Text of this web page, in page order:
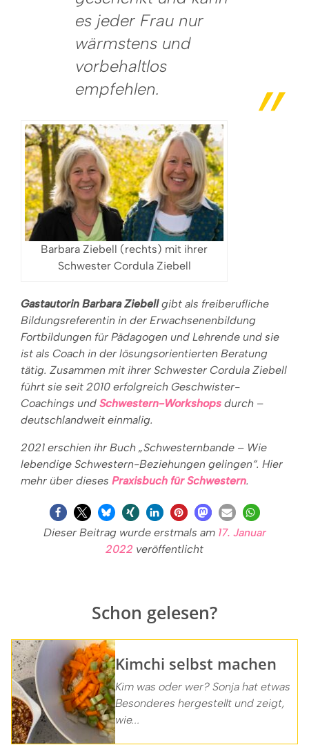
es jeder Frau nur
wärmstens und
vorbehaltlos
empfehlen.
Barbara Ziebell (rechts) mit ihrer
Schwester Cordula Ziebell
Gastautorin Barbara Ziebellgibt als freiberufliche
Bildungsreferentin in der Erwachsenenbildung
Fortbildungen für Pädagogen und Lehrende und sie
ist als Coach in der lösungsorientierten Beratung
tätig. Zusammen mit ihrer Schwester Cordula Ziebell
führt sie seit 2010 erfolgreich Geschwister-
Coachings und Schwestern-Workshops durch –
deutschlandweit einmalig.
2021 erschien ihr Buch „Schwesternbande – Wie
lebendige Schwestern-Beziehungen gelingen“. Hier
mehr über dieses Praxisbuch für Schwestern.
Dieser Beitrag wurde erstmals am 17. Januar
2022 veröffentlicht
Schon gelesen?
Kimchi selbst machen
Kim was oder wer? Sonja hat etwas
Besonderes hergestellt und zeigt,
wie...